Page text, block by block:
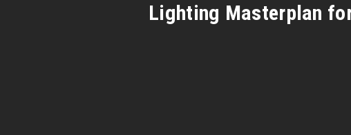
Lighting Masterplan